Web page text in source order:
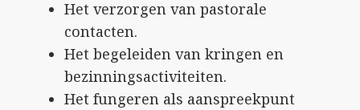
Het verzorgen van pastorale
contacten.
Het begeleiden van kringen en
bezinningsactiviteiten.
Het fungeren als aanspreekpunt